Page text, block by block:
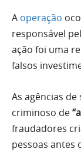
A operação
responsável
ação foi uma
falsos
As agências
criminoso de
fraudadores
pessoas antes